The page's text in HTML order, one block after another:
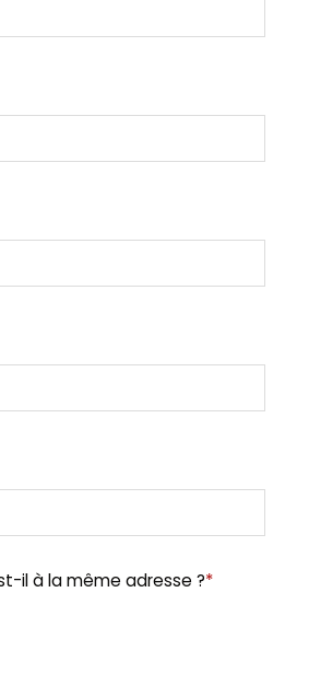
il à la même adresse ?*